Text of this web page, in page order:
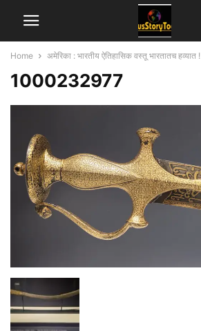
Home अमेरिका : भारतीय ऐतिहासिक वस्तू भारतातच हव्यात !
1000232977